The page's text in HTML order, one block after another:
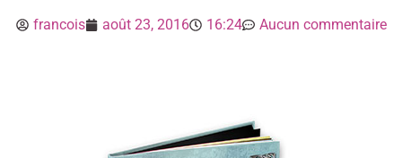
francois août 23, 2016 16:24 Aucun commentaire